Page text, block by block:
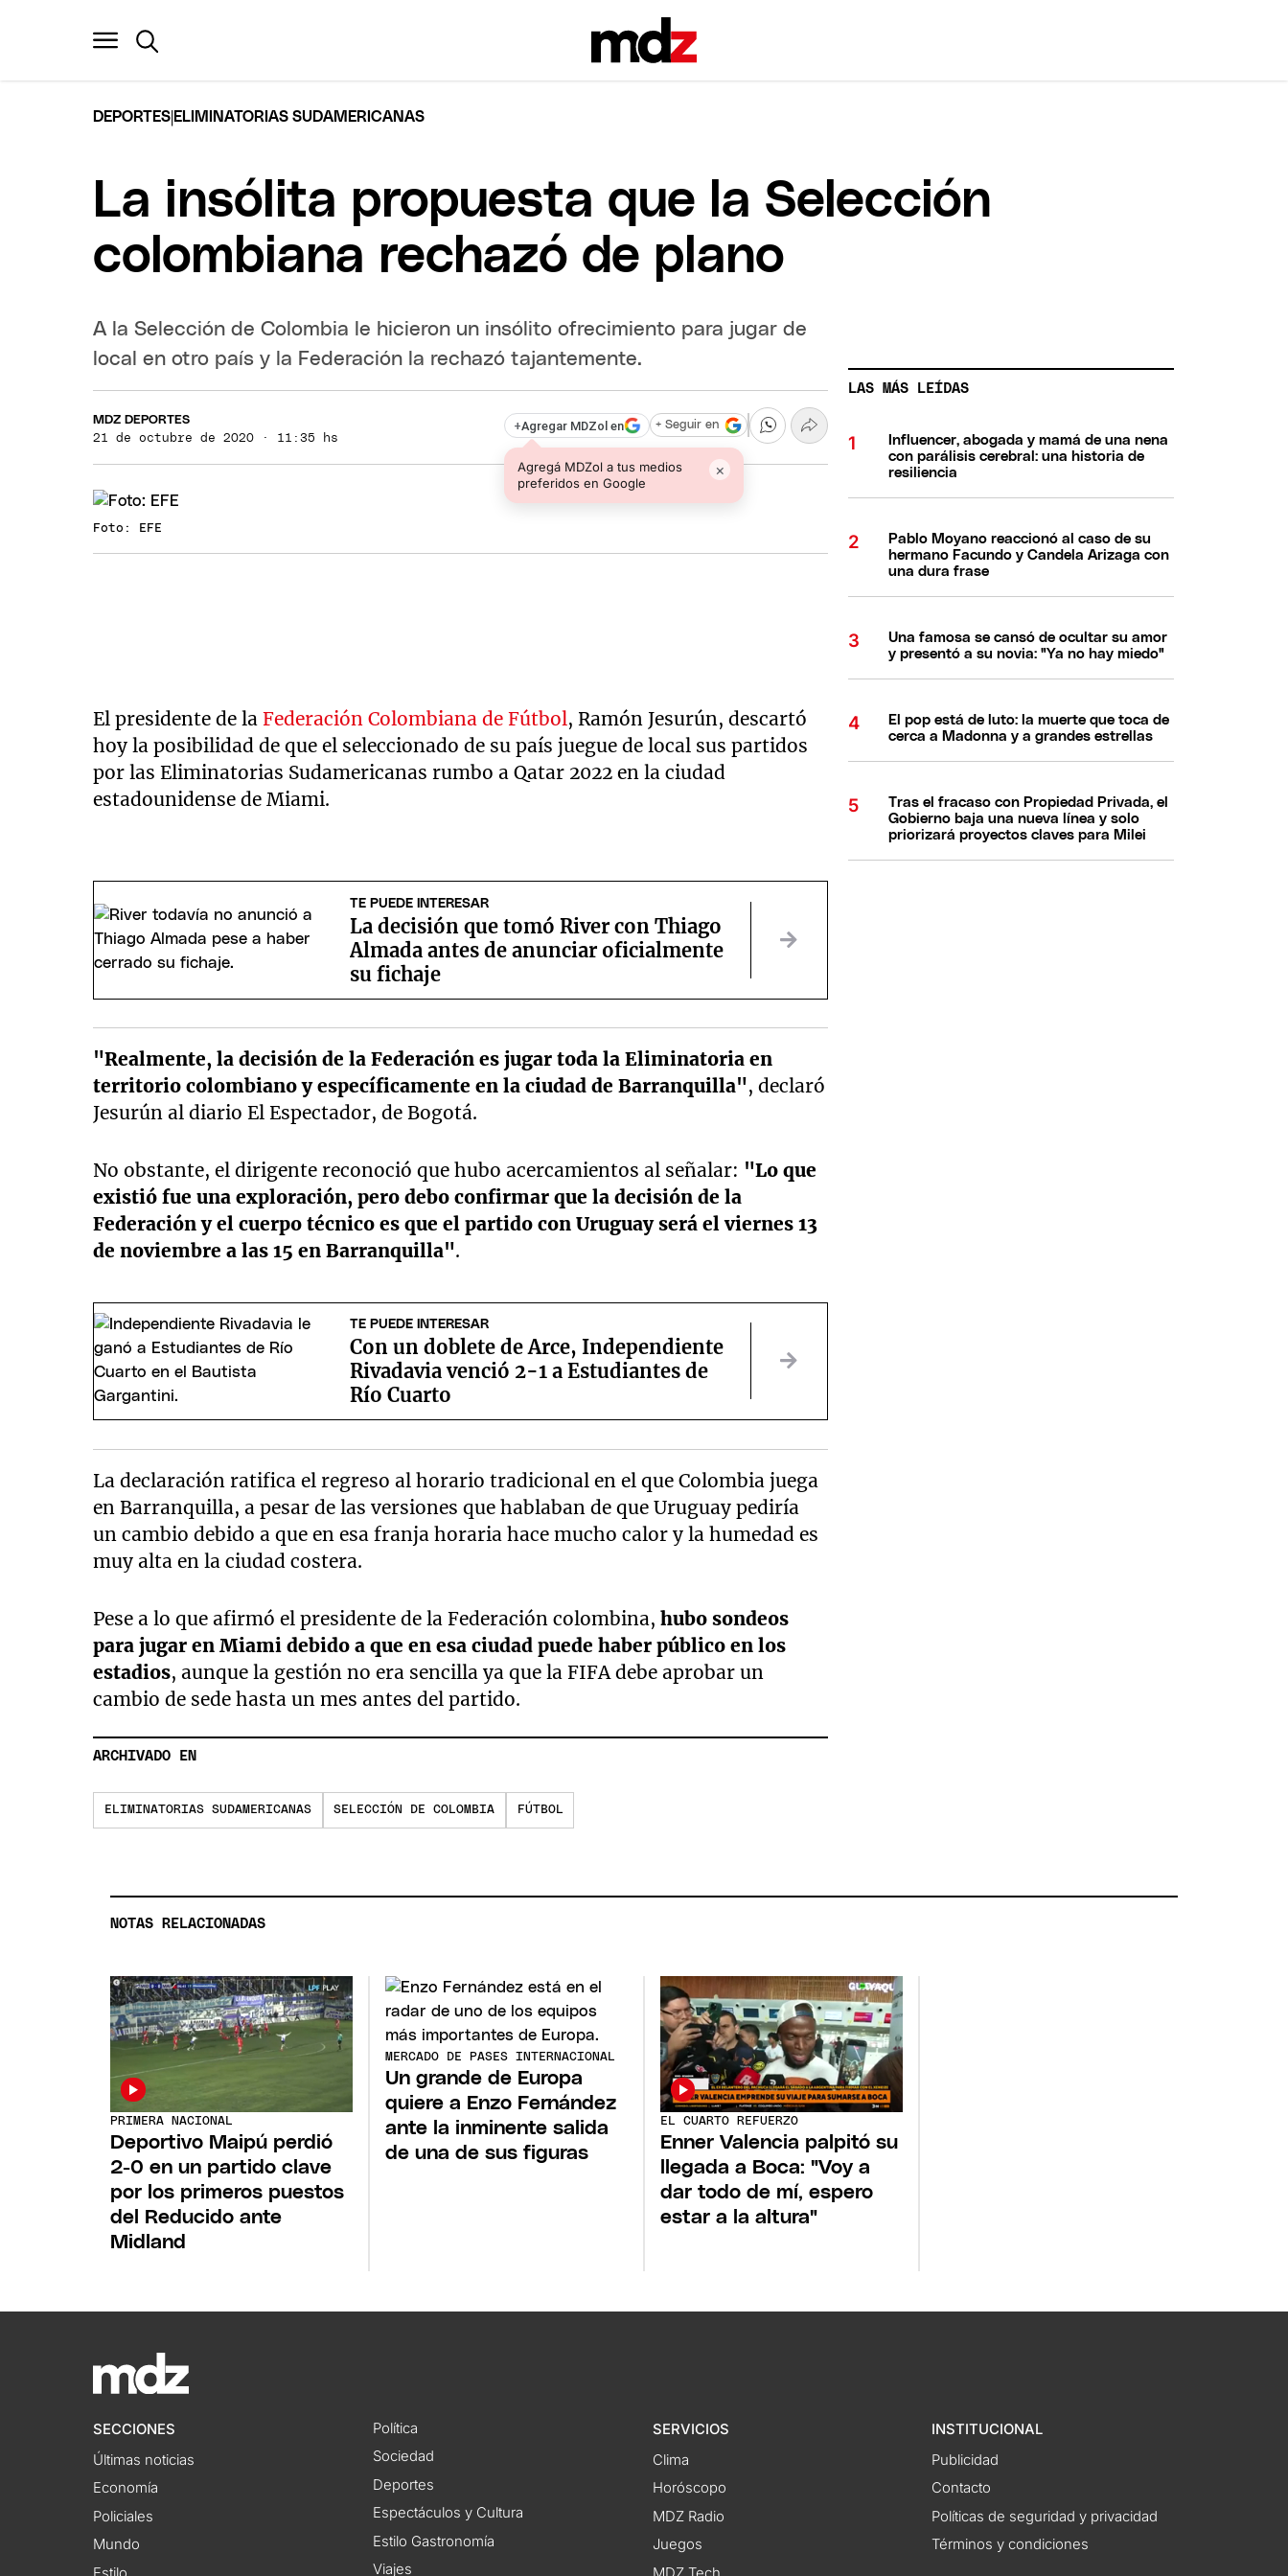
DEPORTES ELIMINATORIAS SUDAMERICANAS
La insólita propuesta que la Selección
colombiana rechazó de plano
A la Selección de Colombia le hicieron un insólito ofrecimiento para jugar de
local en otro país y la Federación la rechazó tajantemente.
MDZ DEPORTES
21 de octubre de 2020 · 11:35 hs
+Agregar MDZol en
Agregá MDZol a tus medios
preferidos en Google
×
+ Seguir en
Foto: EFE
El presidente de laFederación Colombiana de Fútbol, Ramón Jesurún, descartó
hoy la posibilidad de que el seleccionado de su país juegue de local sus partidos
por las Eliminatorias Sudamericanas rumbo a Qatar 2022 en la ciudad
estadounidense de Miami.
TE PUEDE INTERESAR
La decisión que tomó River con Thiago
Almada antes de anunciar oficialmente
su fichaje
"Realmente, la decisión de la Federación es jugar toda la Eliminatoria en
territorio colombiano y específicamente en la ciudad de Barranquilla", declaró
Jesurún al diario El Espectador, de Bogotá.
No obstante, el dirigente reconoció que hubo acercamientos al señalar: "Lo que
existió fue una exploración, pero debo confirmar que la decisión de la
Federación y el cuerpo técnico es que el partido con Uruguay será el viernes 13
de noviembre a las 15 en Barranquilla".
TE PUEDE INTERESAR
Con un doblete de Arce, Independiente
Rivadavia venció 2-1 a Estudiantes de
Río Cuarto
La declaración ratifica el regreso al horario tradicional en el que Colombia juega
en Barranquilla, a pesar de las versiones que hablaban de que Uruguay pediría
un cambio debido a que en esa franja horaria hace mucho calor y la humedad es
muy alta en la ciudad costera.
Pese a lo que afirmó el presidente de la Federación colombina, hubo sondeos
para jugar en Miami debido a que en esa ciudad puede haber público en los
estadios, aunque la gestión no era sencilla ya que la FIFA debe aprobar un
cambio de sede hasta un mes antes del partido.
ARCHIVADO EN
ELIMINATORIAS SUDAMERICANAS SELECCIÓN DE COLOMBIA FÚTBOL
LAS MÁS LEÍDAS
Influencer, abogada y mamá de una nena
con parálisis cerebral: una historia de
resiliencia
Pablo Moyano reaccionó al caso de su
hermano Facundo y Candela Arizaga con
una dura frase
Una famosa se cansó de ocultar su amor
y presentó a su novia: "Ya no hay miedo"
El pop está de luto: la muerte que toca de
cerca a Madonna y a grandes estrellas
Tras el fracaso con Propiedad Privada, el
Gobierno baja una nueva línea y solo
priorizará proyectos claves para Milei
NOTAS RELACIONADAS
PRIMERA NACIONAL
Deportivo Maipú perdió
2-0 en un partido clave
por los primeros puestos
del Reducido ante
Midland
MERCADO DE PASES INTERNACIONAL
Un grande de Europa
quiere a Enzo Fernández
ante la inminente salida
de una de sus figuras
EL CUARTO REFUERZO
Enner Valencia palpitó su
llegada a Boca: "Voy a
dar todo de mí, espero
estar a la altura"
SECCIONES
Últimas noticias
Economía
Policiales
Mundo
Política
Sociedad
Deportes
Espectáculos y Cultura
Estilo Gastronomía
Viajes
SERVICIOS
Clima
Horóscopo
MDZ Radio
Juegos
INSTITUCIONAL
Publicidad
Contacto
Políticas de seguridad y privacidad
Términos y condiciones